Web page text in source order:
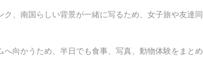
、南国らしい背景が一緒に写るため、女子旅や友達同
向かうため、半日でも食事、写真、動物体験をまとめ